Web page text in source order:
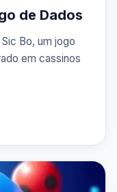
de Dados
Bo, um jogo
em cassinos